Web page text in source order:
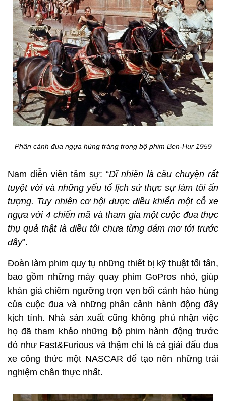
Phân cảnh đua ngựa hùng tráng trong bộ phim Ben-Hur 1959
Nam diễn viên tâm sự: “Dĩ nhiên là câu chuyện rất
tuyệt vời và những yếu tố lịch sử thực sự làm tôi ấn
tượng. Tuy nhiên cơ hội được điều khiển một cỗ xe
ngựa với 4 chiến mã và tham gia một cuộc đua thực
thụ quả thật là điều tôi chưa từng dám mơ tới trước
đây”.
Đoàn làm phim quy tụ những thiết bị kỹ thuật tối tân,
bao gồm những máy quay phim GoPros nhỏ, giúp
khán giả chiêm ngưỡng trọn vẹn bối cảnh hào hùng
của cuộc đua và những phân cảnh hành động đầy
kịch tính. Nhà sản xuất cũng không phủ nhận việc
họ đã tham khảo những bộ phim hành động trước
đó như Fast&Furious và thậm chí là cả giải đấu đua
xe công thức một NASCAR để tạo nên những trải
nghiệm chân thực nhất.